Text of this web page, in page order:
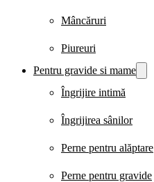
Mâncăruri
Piureuri
Pentru gravide si mame
Îngrijire intimă
Îngrijirea sânilor
Perne pentru alăptare
Perne pentru gravide